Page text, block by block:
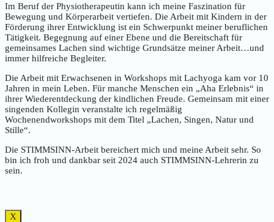
Im Beruf der Physiotherapeutin kann ich meine Faszination für
Bewegung und Körperarbeit vertiefen. Die Arbeit mit Kindern in der
Förderung ihrer Entwicklung ist ein Schwerpunkt meiner beruflichen
Tätigkeit. Begegnung auf einer Ebene und die Bereitschaft für
gemeinsames Lachen sind wichtige Grundsätze meiner Arbeit…und
immer hilfreiche Begleiter.
Die Arbeit mit Erwachsenen in Workshops mit Lachyoga kam vor 10
Jahren in mein Leben. Für manche Menschen ein „Aha Erlebnis“ in
ihrer Wiederentdeckung der kindlichen Freude. Gemeinsam mit einer
singenden Kollegin veranstalte ich regelmäßig
Wochenendworkshops mit dem Titel „Lachen, Singen, Natur und
Stille“.
Die STIMMSINN-Arbeit bereichert mich und meine Arbeit sehr. So
bin ich froh und dankbar seit 2024 auch STIMMSINN-Lehrerin zu
sein.
X